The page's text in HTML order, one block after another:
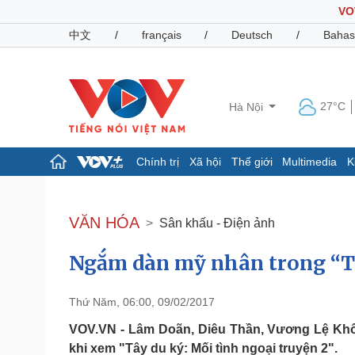
中文
/ français / Deutsch /
Hà Nội 27°C
Chính trị Xã hội Thế giới Multimedia
Đảng
Tổ chức nhân sự
Quốc hội
Nhận diện sự thật
Tin 24h
Dự báo thời tiết
Dấu ấn VOV
Pháp luật
Vụ án
Quân sự - Quốc phòng
Vũ khí
VĂN HÓA Sân khấu - Điện ảnh
Ngắm dàn mỹ nhân trong
Thứ Năm, 06:00, 09/02/2017
VOV.VN - Lâm Doãn, Diêu Thần, Vương Lệ
khi xem "Tây du ký: Mối tình ngoại truyện 2".